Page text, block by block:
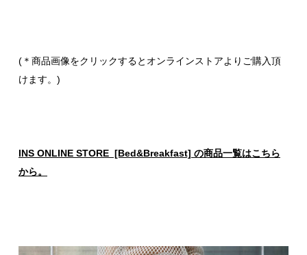
(＊商品画像をクリックするとオンラインストアよりご購入頂
けます。)
INS ONLINE STORE [Bed&Breakfast] の商品一覧はこちら
から。